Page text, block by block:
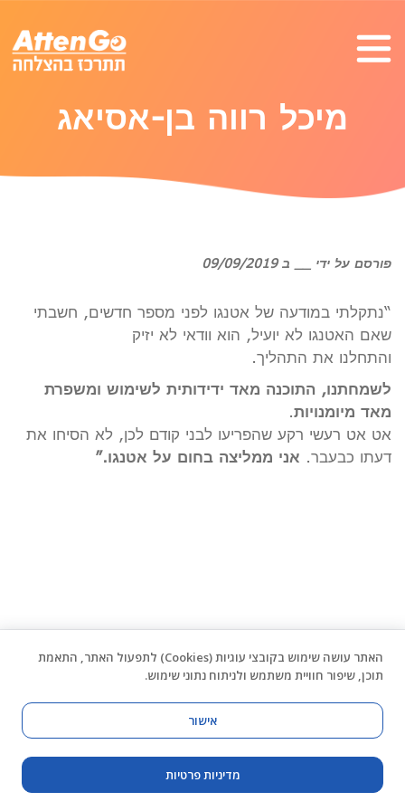
מיכל רווה בן-אסיאג
פורסם על ידי __ ב 09/09/2019
“נתקלתי במודעה של אטנגו לפני מספר חדשים, חשבתי
שאם האטנגו לא יועיל, הוא וודאי לא יזיק
והתחלנו את התהליך.
לשמחתנו, התוכנה מאד ידידותית לשימוש ומשפרת
מאד מיומנויות.
אט אט רעשי רקע שהפריעו לבני קודם לכן, לא הסיחו את
דעתו כבעבר. אני ממליצה בחום על אטנגו.”
האתר עושה שימוש בקובצי עוגיות (Cookies) לתפעול האתר, התאמת
תוכן, שיפור חוויית משתמש ולניתוח נתוני שימוש.
אישור
מדיניות פרטיות